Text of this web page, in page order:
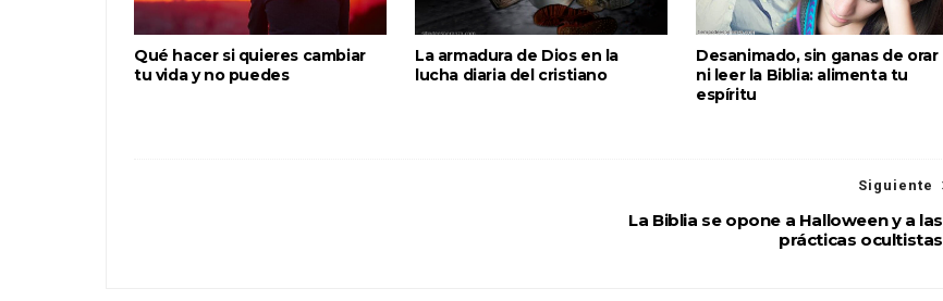
Qué hacer si quieres cambiar
tu vida y no puedes
La armadura de Dios en la
lucha diaria del cristiano
Desanimado, sin ganas de orar
ni leer la Biblia: alimenta tu
espíritu
Siguiente
La Biblia se opone a Halloween y a las
prácticas ocultistas